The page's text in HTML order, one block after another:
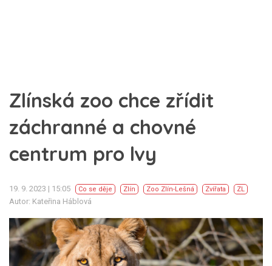
Zlínská zoo chce zřídit
záchranné a chovné
centrum pro lvy
19. 9. 2023 | 15:05 Co se děje Zlín Zoo Zlín-Lešná Zvířata ZL
Autor: Kateřina Háblová